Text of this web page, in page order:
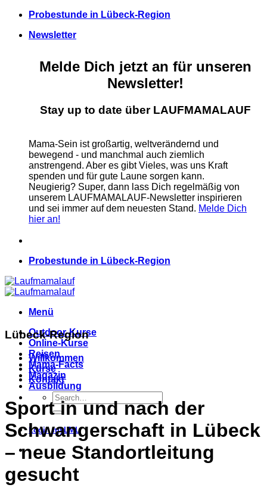
Zum
springen
Probestunde in Lübeck-Region
Newsletter
Melde Dich jetzt an für unseren
Newsletter!
Stay up to date über LAUFMAMALAUF
Mama-Sein ist großartig, weltverändernd und
bewegend - und manchmal auch ziemlich
anstrengend. Aber es gibt Vieles, was uns Kraft
spenden und für gute Laune sorgen kann.
Neugierig? Super, dann lass Dich regelmäßig von
unserem LAUFMAMALAUF-Newsletter inspirieren
und sei immer auf dem neuesten Stand. Melde Dich
hier an!
Probestunde in Lübeck-Region
Menü
Outdoor-Kurse
Online-Kurse
Reisen
Mama-Facts
Magazin
Ausbildung
Login myLML
Lübeck-Region
Willkommen
Kurse
Kontakt
Sport in und nach der
Schwangerschaft in Lübeck
– neue Standortleitung
gesucht